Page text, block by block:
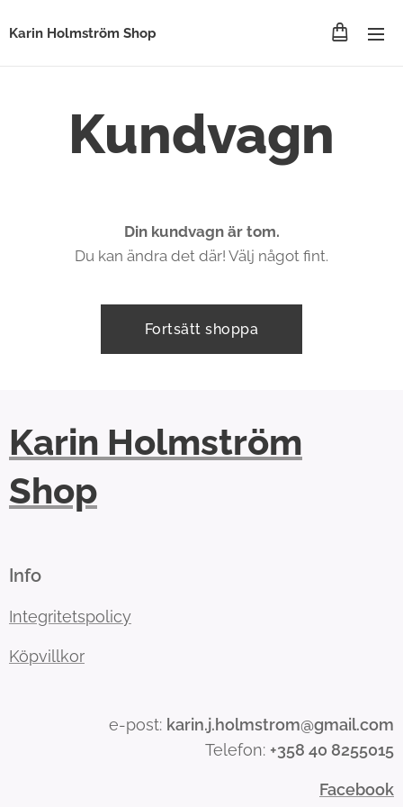
Karin Holmström Shop
Kundvagn
Din kundvagn är tom.
Du kan ändra det där! Välj något fint.
Fortsätt shoppa
Karin Holmström
Shop
Info
Integritetspolicy
Köpvillkor
e-post: karin.j.holmstrom@gmail.com
Telefon: +358 40 8255015
Facebook